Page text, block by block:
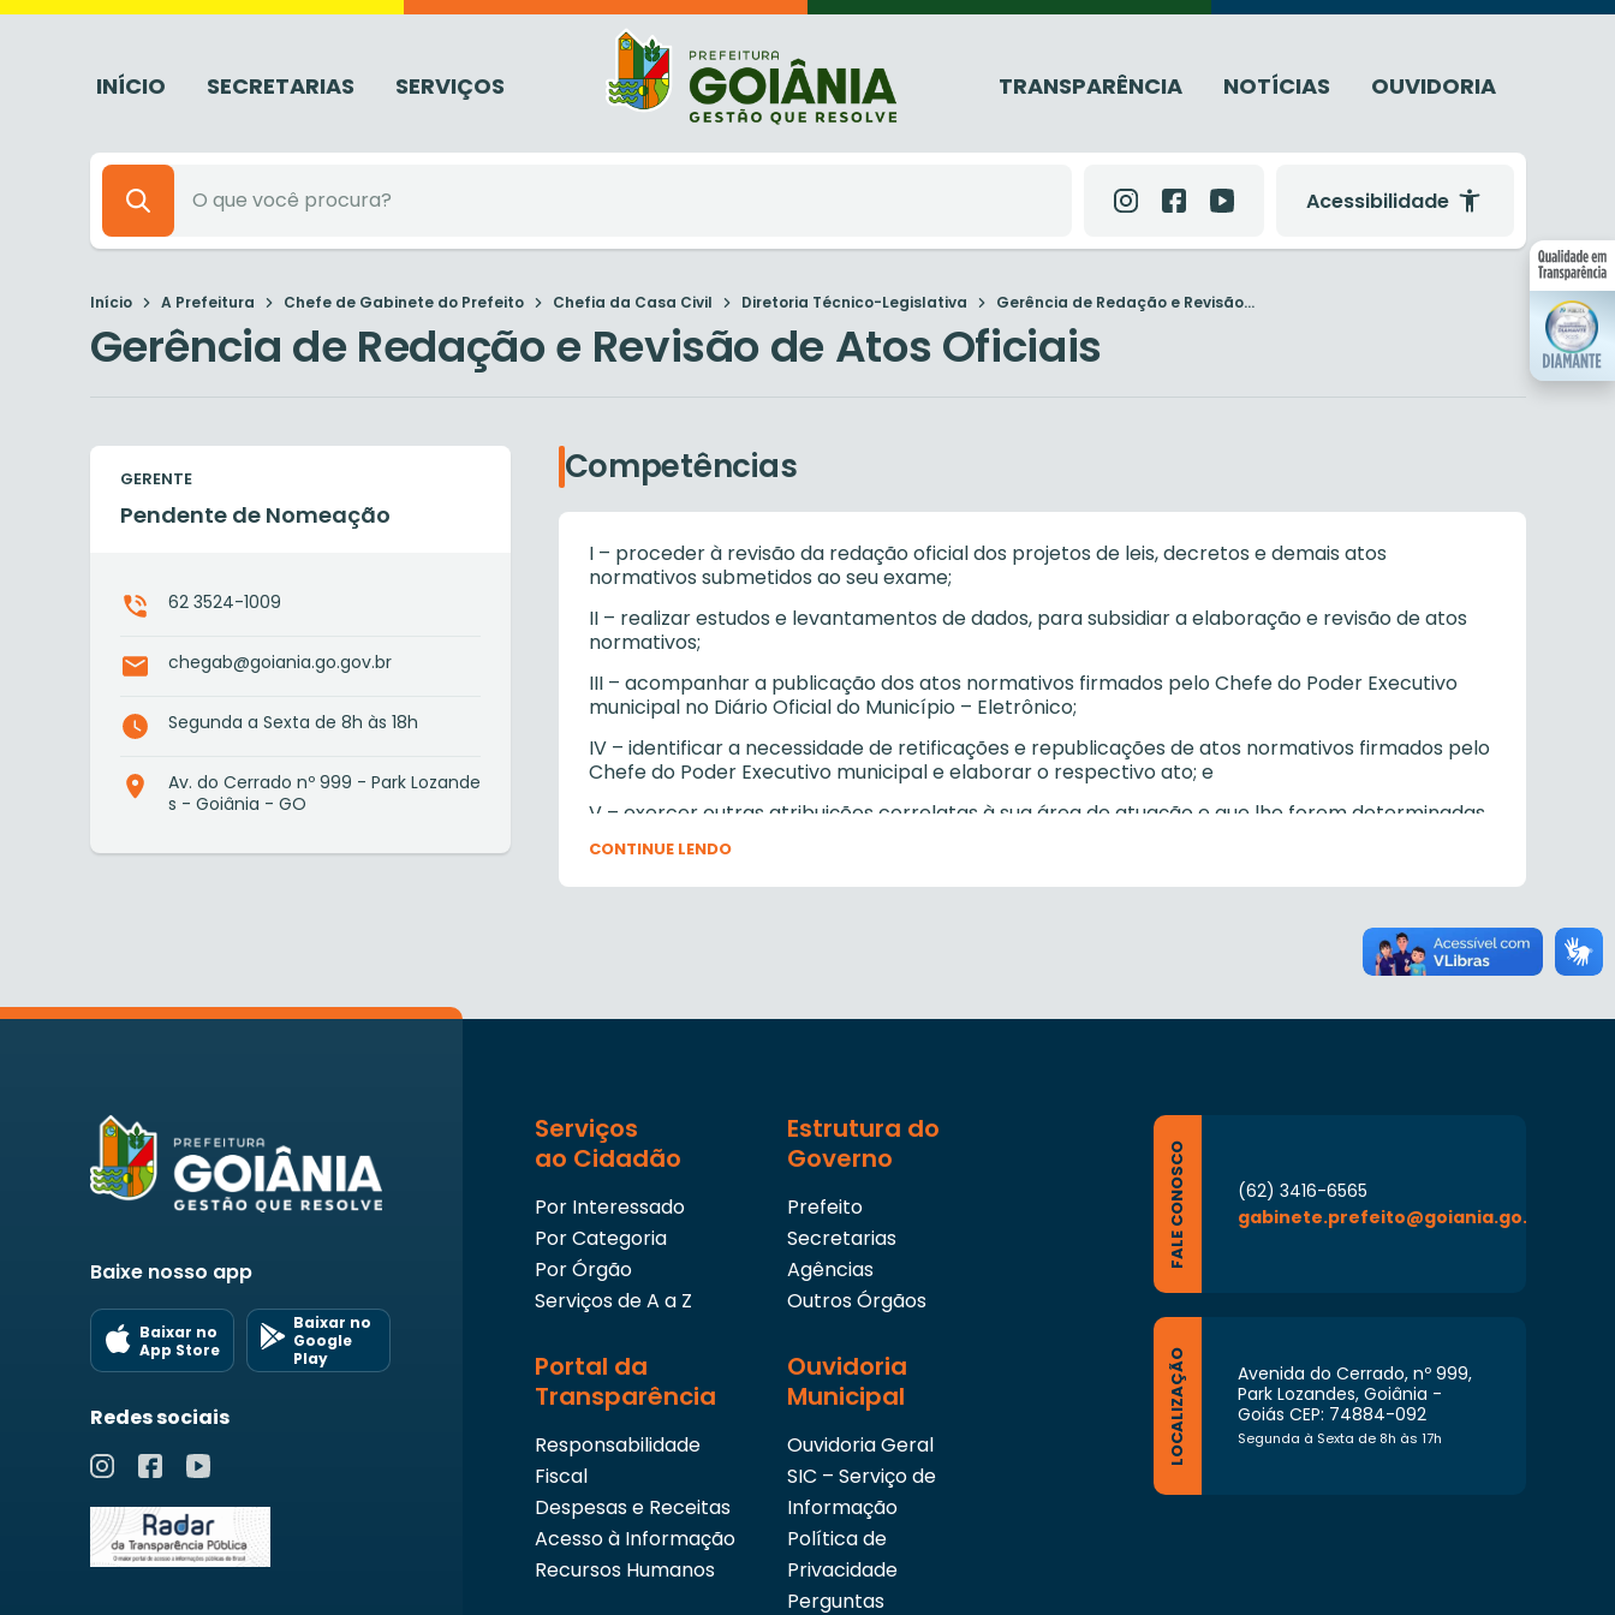
INÍCIO SECRETARIAS SERVIÇOS TRANSPARÊNCIA NOTÍCIAS OUVIDORIA
Acessibilidade
Início A Prefeitura Chefe de Gabinete do Prefeito Chefia da Casa Civil Diretoria Técnico-Legislativa Gerência de Redação e Revisão...
Gerência de Redação e Revisão de Atos Oficiais
GERENTE
Pendente de Nomeação
62 3524-1009
chegab@goiania.go.gov.br
Segunda a Sexta de 8h às 18h
Av. do Cerrado nº 999 - Park Lozande
s - Goiânia - GO
Competências
I – proceder à revisão da redação oficial dos projetos de leis, decretos e demais atos
normativos submetidos ao seu exame;
II – realizar estudos e levantamentos de dados, para subsidiar a elaboração e revisão de atos
normativos;
III – acompanhar a publicação dos atos normativos firmados pelo Chefe do Poder Executivo
municipal no Diário Oficial do Município – Eletrônico;
IV – identificar a necessidade de retificações e republicações de atos normativos firmados pelo
Chefe do Poder Executivo municipal e elaborar o respectivo ato; e
V – exercer outras atribuições correlatas à sua área de atuação e que lhe forem determinadas
pelos superiores hierárquicos.
CONTINUE LENDO
Baixe nosso app
Baixar no
App Store
Baixar no
Google
Play
Redes sociais
Serviços
ao Cidadão
Por Interessado
Por Categoria
Por Órgão
Serviços de A a Z
Estrutura do
Governo
Prefeito
Secretarias
Agências
Outros Órgãos
Portal da
Transparência
Responsabilidade
Fiscal
Despesas e Receitas
Acesso à Informação
Recursos Humanos
Ouvidoria
Municipal
Ouvidoria Geral
SIC – Serviço de
Informação
Política de
Privacidade
Perguntas
FALE CONOSCO
(62) 3416-6565
gabinete.prefeito@goiania.go.gov.br
LOCALIZAÇÃO
Avenida do Cerrado, nº 999,
Park Lozandes, Goiânia -
Goiás CEP: 74884-092
Segunda à Sexta de 8h às 17h